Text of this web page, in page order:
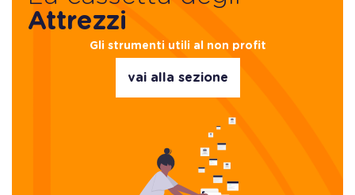
Attrezzi
Gli strumenti utili al non profit
vai alla sezione